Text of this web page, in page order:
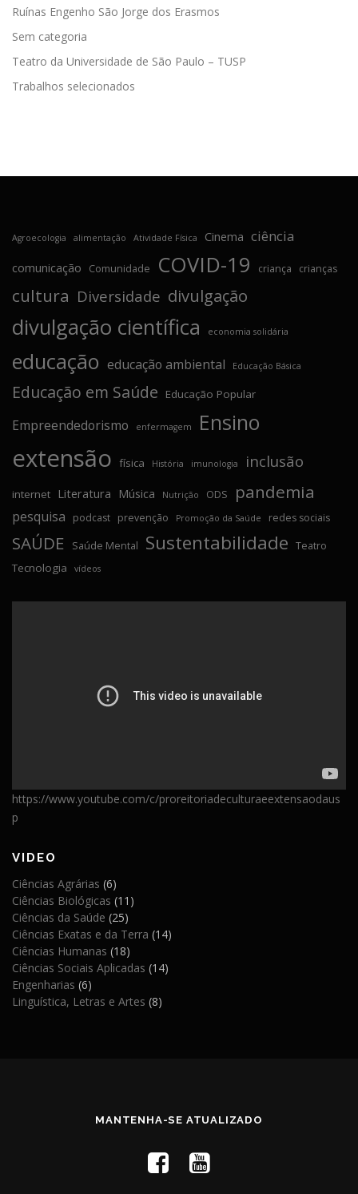
Ruínas Engenho São Jorge dos Erasmos
Sem categoria
Teatro da Universidade de São Paulo – TUSP
Trabalhos selecionados
Agroecologia alimentação Atividade Física Cinema ciência
comunicação Comunidade COVID-19 criança crianças
cultura Diversidade divulgação
divulgação científica economia solidária
educação educação ambiental Educação Básica
Educação em Saúde Educação Popular
Empreendedorismo enfermagem Ensino
extensão física História imunologia inclusão
internet Literatura Música Nutrição ODS pandemia
pesquisa podcast prevenção Promoção da Saúde redes sociais
SAÚDE Saúde Mental Sustentabilidade Teatro
Tecnologia vídeos
https://www.youtube.com/c/proreitoriadeculturaeextensaodaus
p
VIDEO
Ciências Agrárias (6)
Ciências Biológicas (11)
Ciências da Saúde (25)
Ciências Exatas e da Terra (14)
Ciências Humanas (18)
Ciências Sociais Aplicadas (14)
Engenharias (6)
Linguística, Letras e Artes (8)
MANTENHA-SE ATUALIZADO